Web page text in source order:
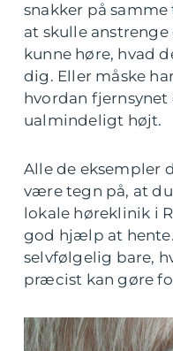
snakker på
at skulle
kunne høre, hvad
dig. Eller måske
hvordan
ualmindeligt højt.
Alle de eksempler
være tegn på, at
lokale høreklinik i
god hjælp at
selvfølgelig bare,
præcist kan gøre